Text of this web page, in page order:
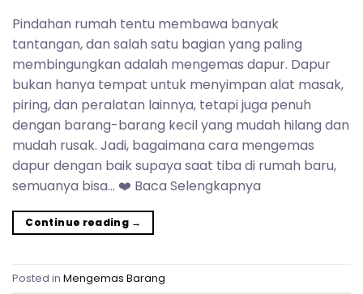
Pindahan rumah tentu membawa banyak
tantangan, dan salah satu bagian yang paling
membingungkan adalah mengemas dapur. Dapur
bukan hanya tempat untuk menyimpan alat masak,
piring, dan peralatan lainnya, tetapi juga penuh
dengan barang-barang kecil yang mudah hilang dan
mudah rusak. Jadi, bagaimana cara mengemas
dapur dengan baik supaya saat tiba di rumah baru,
semuanya bisa… ❤️ Baca Selengkapnya
Continue reading →
Posted in Mengemas Barang